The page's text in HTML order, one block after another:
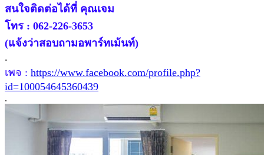
สนใจติดต่อได้ที่ คุณเจม
โทร : 062-226-3653
(แจ้งว่าสอบถามอพาร์ทเม้นท์)
.
เพจ : https://www.facebook.com/profile.php?
id=100054645360439
.